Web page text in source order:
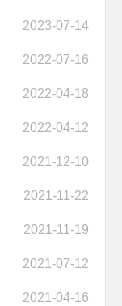
2023-07-14
2022-07-16
2022-04-18
2022-04-12
2021-12-10
2021-11-22
2021-11-19
2021-07-12
2021-04-16